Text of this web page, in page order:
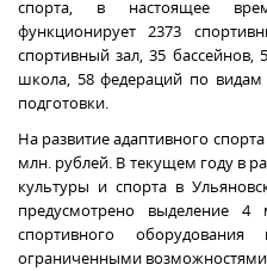
спорта, в настоящее
функционирует 2373
спортивный зал, 35 бассейнов,
школа, 58 федераций по
подготовки.
На развитие адаптивного
млн. рублей. В текущем году в
культуры и спорта в
предусмотрено выделение
спортивного
ограниченными